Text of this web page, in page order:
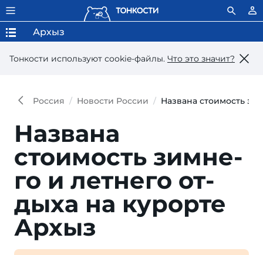
Тонкости используют сookie-файлы. Что это значит?
Архыз
Россия Новости России Названа стоимость
Названа
стоимость зим­не­
го и лет­не­го от­
ды­ха на ку­рор­те
Архыз